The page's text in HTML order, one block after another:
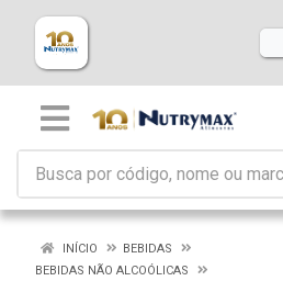
INÍCIO
BEBIDAS
BEBIDAS NÃO ALCOÓLICAS